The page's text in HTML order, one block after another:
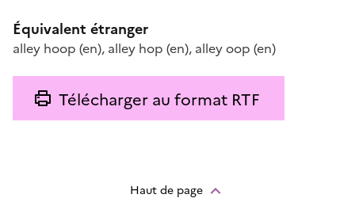
Équivalent étranger
alley hoop (en), alley hop (en), alley oop (en)
Télécharger au format RTF
Haut de page